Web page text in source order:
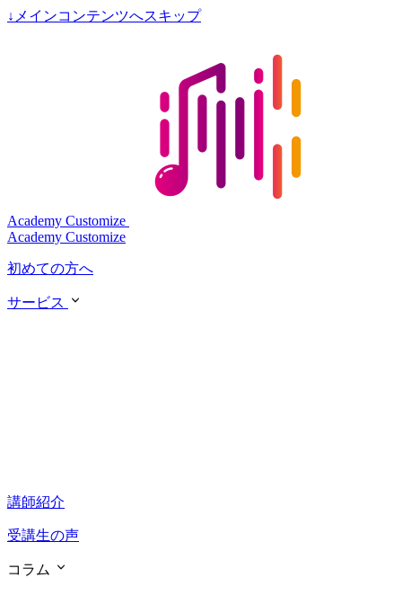
↓ メインコンテンツへスキップ
Academy Customize
Academy Customize
初めての方へ
サービス
講師紹介
受講生の声
コラム